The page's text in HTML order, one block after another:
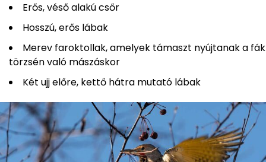
Erős, véső alakú csőr
Hosszú, erős lábak
Merev faroktollak, amelyek támaszt nyújtanak a fák
törzsén való mászáskor
Két ujj előre, kettő hátra mutató lábak